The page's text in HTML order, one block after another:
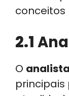
2.1
O
principais